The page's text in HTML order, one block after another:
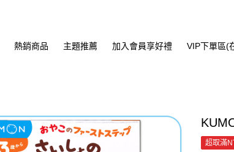
熱銷商品 主題推薦 加入會員享好禮 VIP下單區(
超取滿